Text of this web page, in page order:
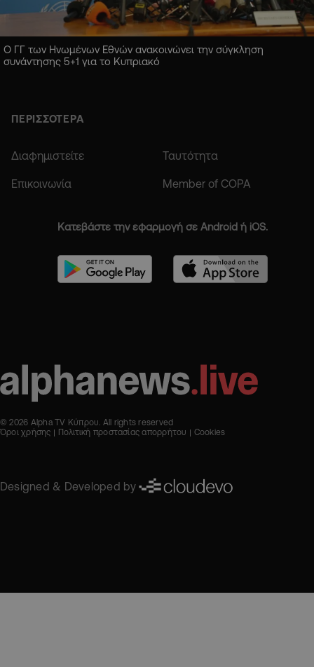
Ο ΓΓ των Ηνωμένων Εθνών ανακοινώνει την σύγκληση
συνάντησης 5+1 για το Κυπριακό
ΠΕΡΙΣΣΟΤΕΡΑ
Διαφημιστείτε Ταυτότητα
Επικοινωνία Member of COPA
Κατεβάστε την εφαρμογή σε Android ή iOS.
© 2026 Alpha TV Κύπρου. All rights reserved
Όροι χρήσης
Πολιτική προστασίας απορρήτου Cookies
Designed & Developed by